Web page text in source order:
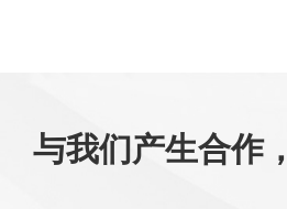
与我们产生合作